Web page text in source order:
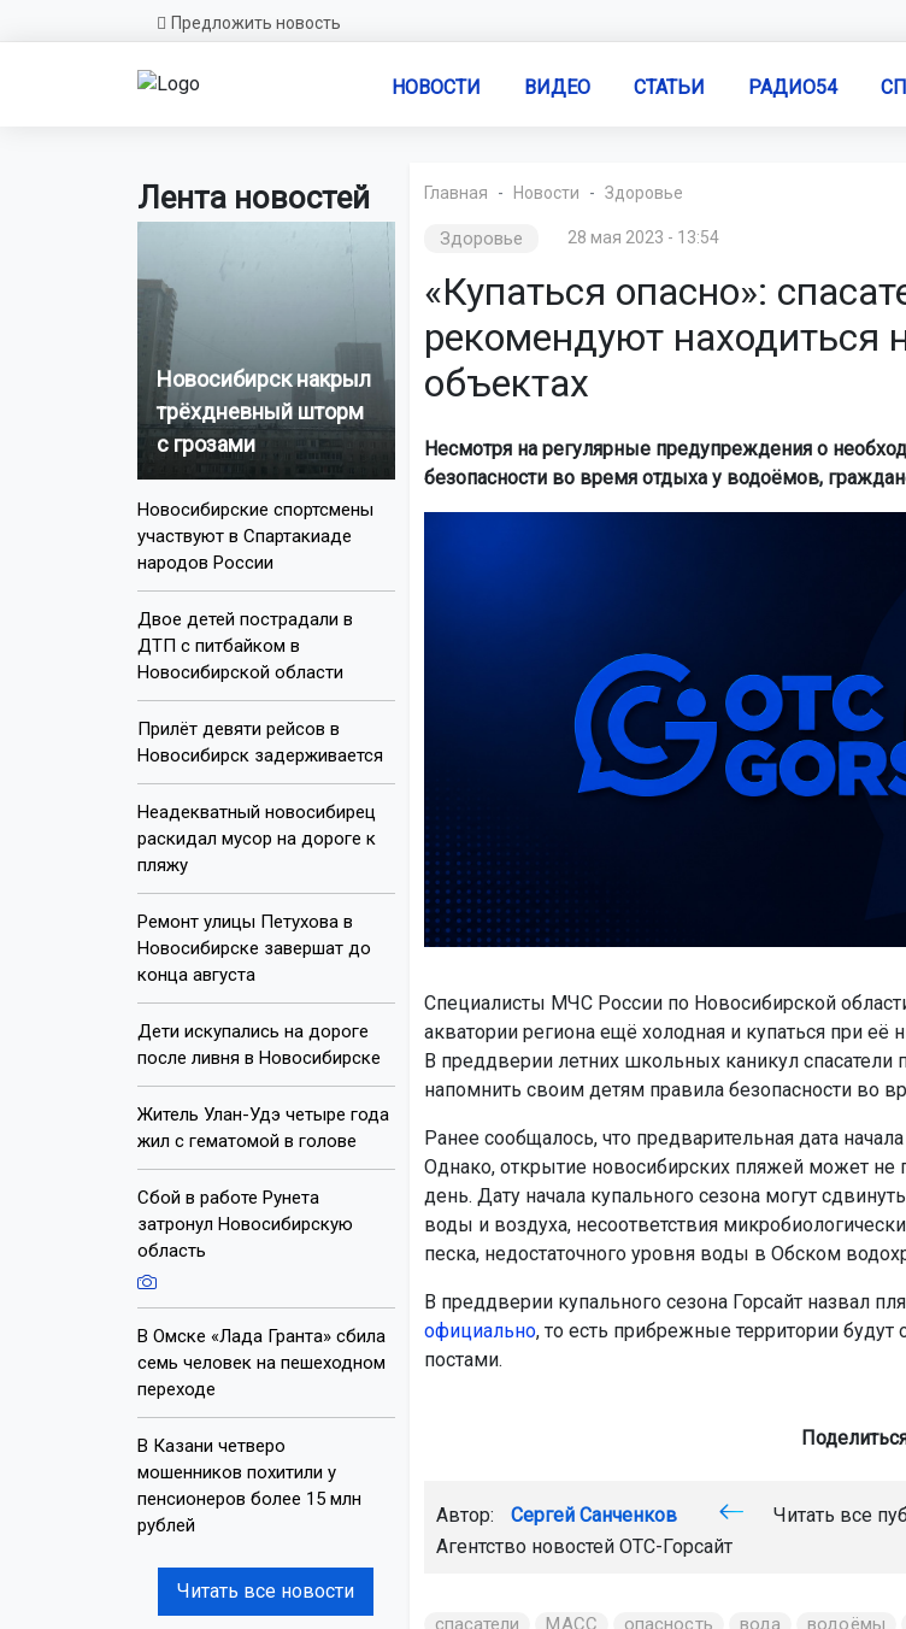
Предложить новость
НОВОСТИ ВИДЕО СТАТЬИ РАДИО54
Лента новостей
Новосибирск накрыл
трёхдневный шторм
с грозами
Новосибирские спортсмены
участвуют в Спартакиаде
народов России
Двое детей пострадали в
ДТП с питбайком в
Новосибирской области
Прилёт девяти рейсов в
Новосибирск задерживается
Неадекватный новосибирец
раскидал мусор на дороге к
пляжу
Ремонт улицы Петухова в
Новосибирске завершат до
конца августа
Дети искупались на дороге
после ливня в Новосибирске
Житель Улан-Удэ четыре года
жил с гематомой в голове
Сбой в работе Рунета
затронул Новосибирскую
область
В Омске «Лада Гранта» сбила
семь человек на пешеходном
переходе
В Казани четверо
мошенников похитили у
пенсионеров более 15 млн
рублей
Читать все новости
Главная Новости Здоровье
Здоровье 28 мая 2023 - 13:54
«Купаться опасно»:
рекомендуют находиться
объектах
Несмотря на регулярные предупреждения о
безопасности во время отдыха у водоёмов,
Специалисты МЧС России по Новосибирской
акватории региона ещё холодная и купаться при её
В преддверии летних школьных каникул спасатели
напомнить своим детям правила безопасности во
Ранее сообщалось, что предварительная дата
Однако, открытие новосибирских пляжей может не
день. Дату начала купального сезона могут
воды и воздуха, несоответствия
песка, недостаточного уровня воды в Обском
В преддверии купального сезона Горсайт назвал
официально, то есть прибрежные территории
постами.
Автор: Сергей Санченков
Читать все
Агентство новостей ОТС-Горсайт
спасатели МАСС опасность вода водоёмы